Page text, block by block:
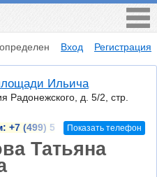
Вход Регистрация
Ильича
Радонежского, д. 5/2, стр.
+7 (499) 5 Показать телефон
Татьяна